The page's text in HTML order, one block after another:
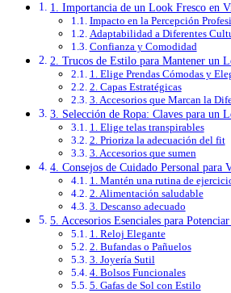
1. Importancia de un Look Fresco en
Impacto en la Percepción
Adaptabilidad a Diferentes
Confianza y Comodidad
2. Trucos de Estilo para Mantener un
1. Elige Prendas Cómodas y
2. Capas Estratégicas
3. Accesorios que Marcan la
3. Selección de Ropa: Claves para un
1. Elige telas transpirables
2. Prioriza la adecuación del fit
3. Accesorios que sumen
4. Consejos de Cuidado Personal para
1. Mantén una rutina de
2. Alimentación saludable
3. Descanso adecuado
5. Accesorios Esenciales para
1. Reloj Elegante
2. Bufandas o Pañuelos
3. Joyería Sutil
4. Bolsos Funcionales
5. Gafas de Sol con Estilo